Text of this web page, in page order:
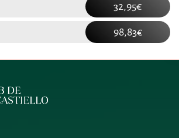
32,95€
98,83€